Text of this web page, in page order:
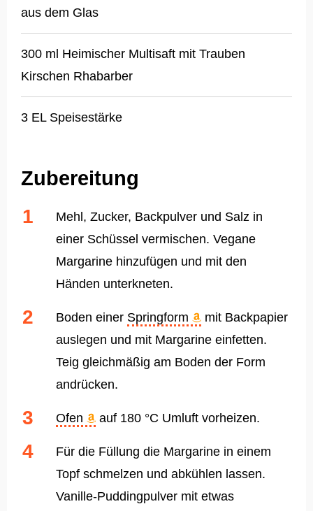
aus dem Glas
300 ml Heimischer Multisaft mit Trauben
Kirschen Rhabarber
3 EL Speisestärke
Zubereitung
Mehl, Zucker, Backpulver und Salz in
einer Schüssel vermischen. Vegane
Margarine hinzufügen und mit den
Händen unterkneten.
Boden einer Springform
mit Backpapier
auslegen und mit Margarine einfetten.
Teig gleichmäßig am Boden der Form
andrücken.
Ofen auf 180 °C Umluft vorheizen.
Für die Füllung die Margarine in einem
Topf schmelzen und abkühlen lassen.
Vanille-Puddingpulver mit etwas